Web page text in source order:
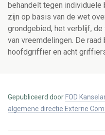
behandelt tegen
zijn op basis van de wet
grondgebied, het verblijf,
van vreemdelingen. De
hoofdgriffier en acht
Gepubliceerd door FOD
algemene directie Externe